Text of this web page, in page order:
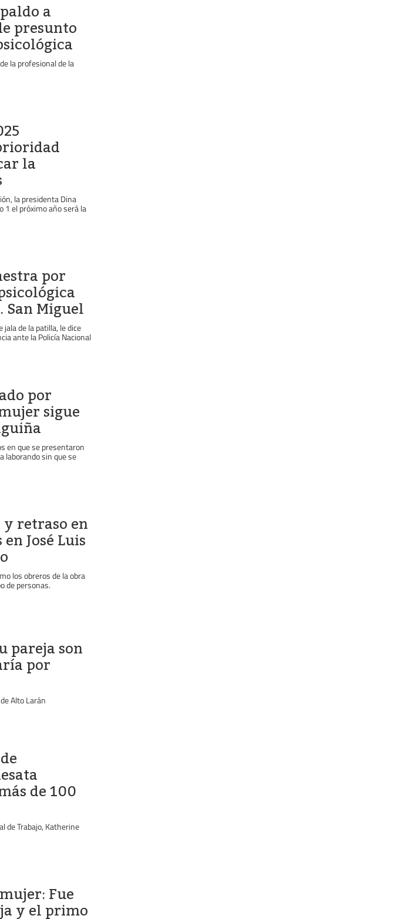
a
presunto
la profesional de la
la
la presidenta Dina
1 el próximo año será la
por
San Miguel
de la patilla, le dice
ante la Policía Nacional
por
sigue
en que se presentaron
laborando sin que se
retraso en
José Luis
los obreros de la obra
de personas.
pareja son
por
Alto Larán
de 100
de Trabajo, Katherine
Fue
y el primo